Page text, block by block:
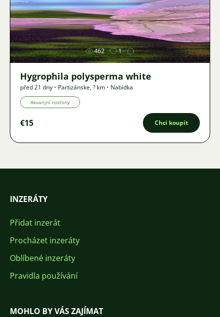
Obrázek
462 1
Hygrophila polysperma white
před 21 dny • Partizánske,? km • Nabídka
Akvarijní rostliny
€15 Chci koupit
INZERÁTY
Přidat inzerát
Procházet inzeráty
Oblíbené inzeráty
Pravidla používání
MOHLO BY VÁS ZAJÍMAT